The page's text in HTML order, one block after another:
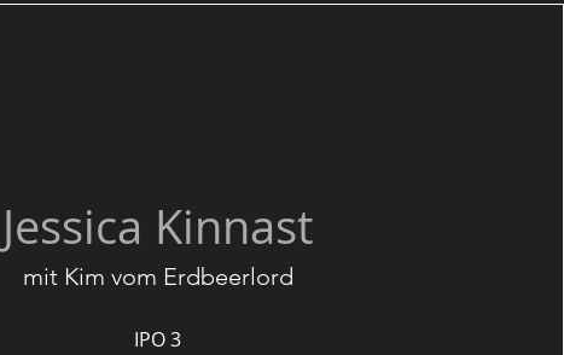
Jessica Kinnast
mit Kim vom Erdbeerlord
IPO 3